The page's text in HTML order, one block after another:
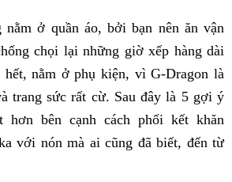
ở quần áo, bởi bạn nên ăn vận
chọi lại những giờ xếp hàng dài
hết, nằm ở phụ kiện, vì G-Dragon là
trang sức rất cừ. Sau đây là 5 gợi ý
hơn bên cạnh cách phối kết khăn
với nón mà ai cũng đã biết, đến từ